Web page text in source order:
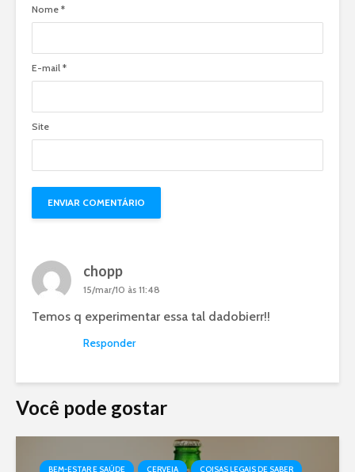
Nome *
E-mail *
Site
chopp
15/mar/10 às 11:48
Temos q experimentar essa tal dadobierr!!
Responder
Você pode gostar
BEM-ESTAR E SAÚDE CERVEJA
COISAS LEGAIS DE SABER